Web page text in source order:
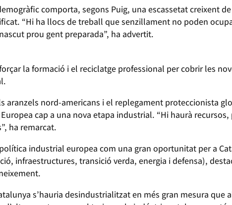
comporta, segons Puig, una escassetat creixent de
“Hi ha llocs de treball que senzillament no poden
prou gent preparada”, ha advertit.
la formació i el reciclatge professional per cobrir les
aranzels nord-americans i el replegament proteccionista
cap a una nova etapa industrial. “Hi haurà recursos,
ha remarcat.
industrial europea com una gran oportunitat per a
infraestructures, transició verda, energia i defensa),
s’hauria desindustrialitzat en més gran mesura que